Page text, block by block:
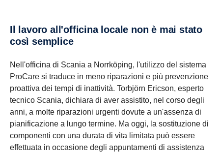
Il lavoro all'officina locale non è mai stato
così semplice
Nell'officina di Scania a Norrköping, l'utilizzo del sistema
ProCare si traduce in meno riparazioni e più prevenzione
proattiva dei tempi di inattività. Torbjörn Ericson, esperto
tecnico Scania, dichiara di aver assistito, nel corso degli
anni, a molte riparazioni urgenti dovute a un'assenza di
pianificazione a lungo termine. Ma oggi, la sostituzione di
componenti con una durata di vita limitata può essere
effettuata in occasione degli appuntamenti di assistenza